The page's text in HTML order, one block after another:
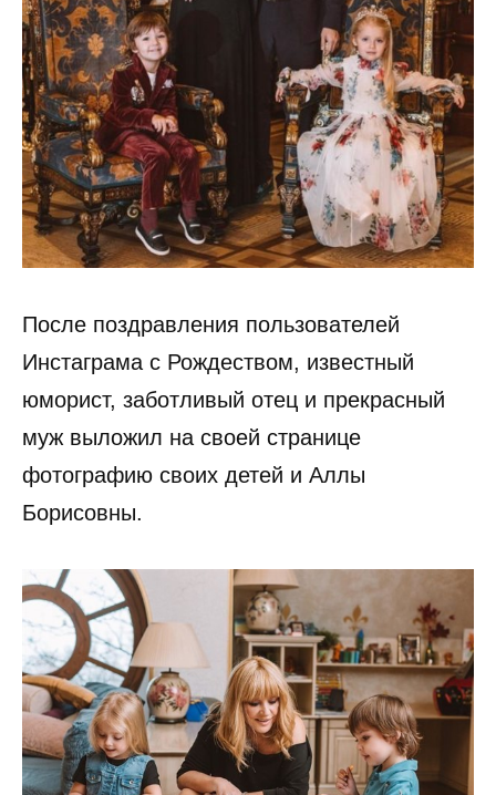
После поздравления пользователей
Инстаграма с Рождеством, известный
юморист, заботливый отец и прекрасный
муж выложил на своей странице
фотографию своих детей и Аллы
Борисовны.